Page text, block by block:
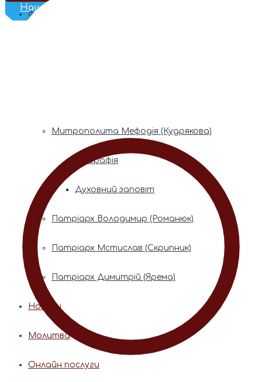
Наш Телеграм
Фонди пам’яті
Митрополита Мефодія (Кудрякова)
Біографія
Духовний заповіт
Патріарх Володимир (Романюк)
Патріарх Мстислав (Скрипник)
Патріарх Димитрій (Ярема)
Новини
Молитва
Онлайн послуги